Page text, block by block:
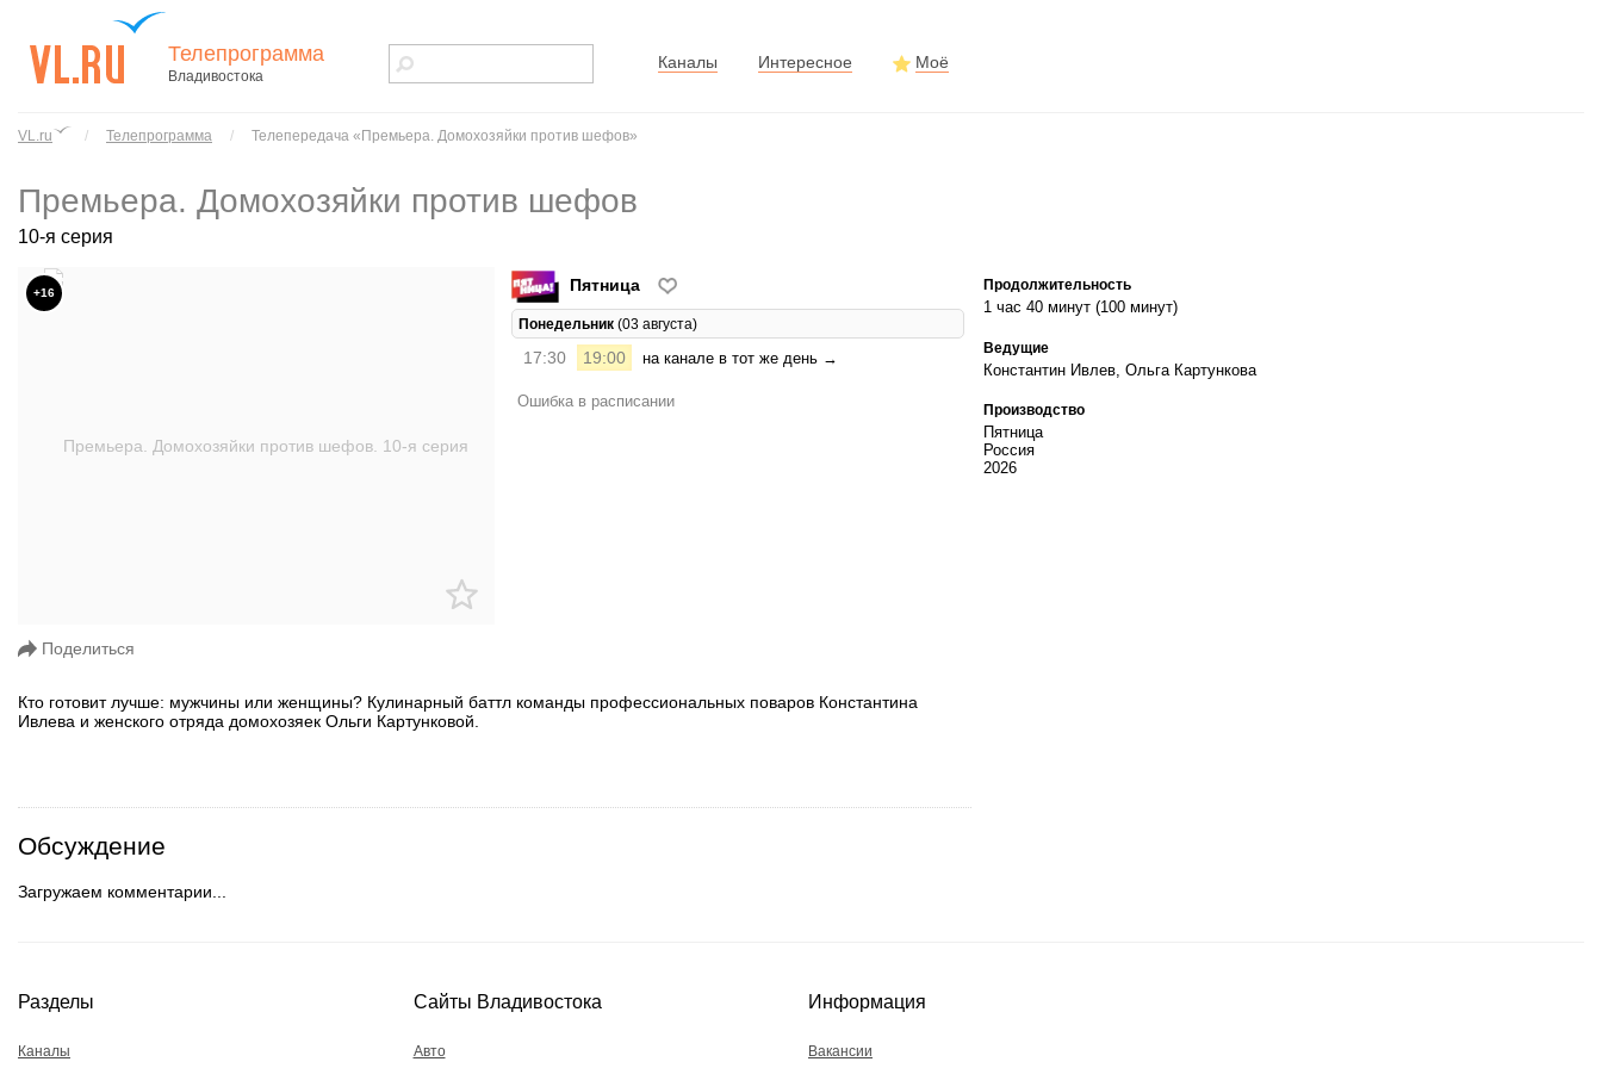
города
Владивостока
Телепрограмма
Владивостока
Каналы Интересное Моё
VL.ru / Телепрограмма / Телепередача «Премьера. Домохозяйки против шефов»
Премьера. Домохозяйки против шефов
10-я серия
+16
Поделиться
Пятница
Понедельник (03 августа)
17:30 19:00 на канале в тот же день →
Ошибка в расписании
Кто готовит лучше: мужчины или женщины? Кулинарный баттл команды профессиональных поваров Константина
Ивлева и женского отряда домохозяек Ольги Картунковой.
Продолжительность
1 час 40 минут (100 минут)
Ведущие
Константин Ивлев, Ольга Картункова
Производство
Пятница
Россия
2026
Обсуждение
Загружаем комментарии...
Разделы
Каналы
Сайты Владивостока
Авто
Информация
Вакансии